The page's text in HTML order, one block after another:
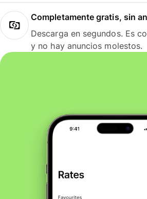
Completamente gratis, sin
Descarga en segundos. Es
y no hay anuncios molestos.